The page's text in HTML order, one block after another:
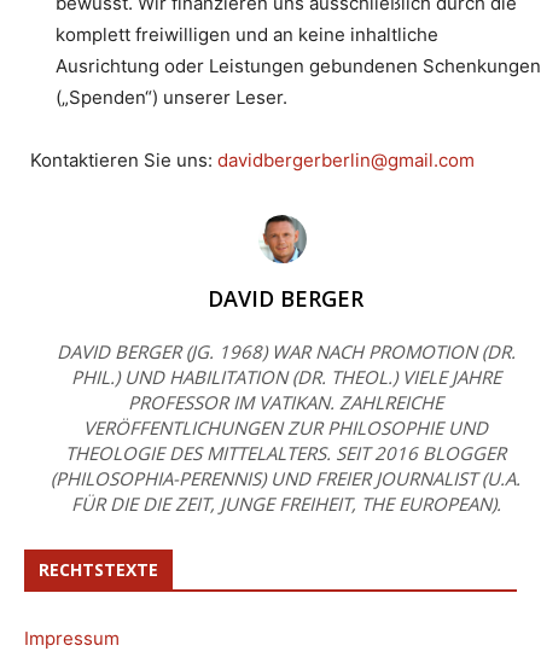
komplett freiwilligen und an keine inhaltliche
Ausrichtung oder Leistungen gebundenen Schenkungen
(„Spenden“) unserer Leser.
Kontaktieren Sie uns: davidbergerberlin@gmail.com
DAVID BERGER
DAVID BERGER (JG. 1968) WAR NACH PROMOTION (DR.
PHIL.) UND HABILITATION (DR. THEOL.) VIELE JAHRE
PROFESSOR IM VATIKAN. ZAHLREICHE
VERÖFFENTLICHUNGEN ZUR PHILOSOPHIE UND
THEOLOGIE DES MITTELALTERS. SEIT 2016 BLOGGER
(PHILOSOPHIA-PERENNIS) UND FREIER JOURNALIST (U.A.
FÜR DIE DIE ZEIT, JUNGE FREIHEIT, THE EUROPEAN).
RECHTSTEXTE
Impressum